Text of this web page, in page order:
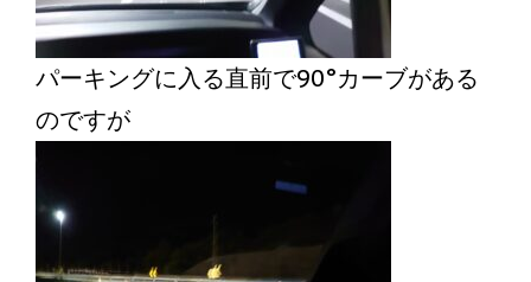
パーキングに入る直前で90°カーブがある
のですが